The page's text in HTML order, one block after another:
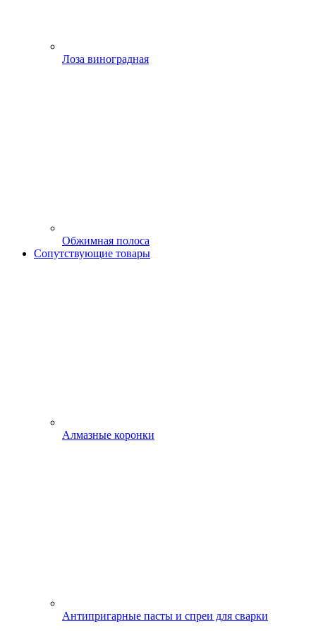
Лоза виноградная
Обжимная полоса
Сопутствующие товары
Алмазные коронки
Антипригарные пасты и спреи для сварки